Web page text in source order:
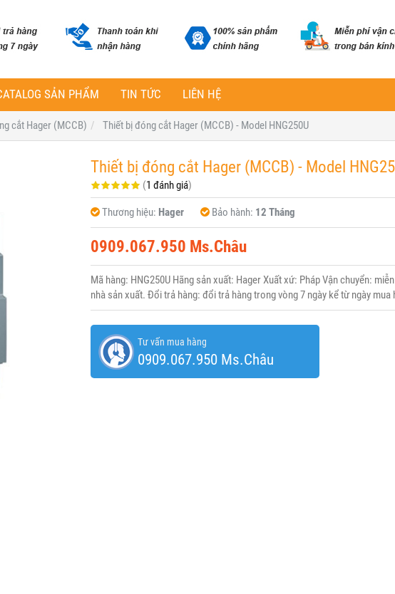
SẢN PHẨM TIN TỨC LIÊN HỆ
cắt Hager (MCCB) Thiết bị đóng cắt Hager (MCCB) - Model HNG250U
Thiết bị đóng cắt Hager (MCCB) - Model
(1 đánh giá)
Thương hiệu: Hager Bảo hành: 12 Tháng
0909.067.950 Ms.Châu
Mã hàng: HNG250U Hãng sản xuất: Hager Xuất xứ: Pháp Vận chuyển:
nhà sản xuất. Đổi trả hàng: đổi trả hàng trong vòng 7 ngày kể từ ngày mua
Tư vấn mua hàng
0909.067.950 Ms.Châu